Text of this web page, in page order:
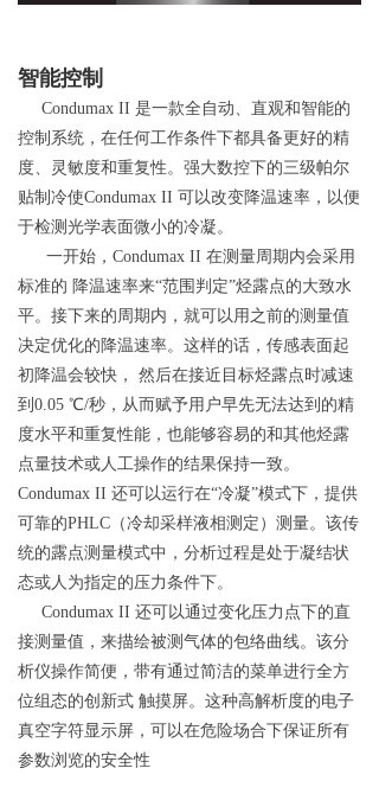
智能控制
Condumax II 是一款全自动、直观和智能的
控制系统，在任何工作条件下都具备更好的精
度、灵敏度和重复性。强大数控下的三级帕尔
贴制冷使Condumax II 可以改变降温速率，以便
于检测光学表面微小的冷凝。
一开始 ， Condumax II 在测量周期内会采用
标准的 降温速率来“范围判 定”烃露点的大致水
平。接下来的周期内，就可以用之前的测量值
决定优化的降温速率。这样的话，传感表面起
初降温会较快 ，
然后在接近目标烃露点时减速
到 0.05 ℃/秒，从而赋予用户早先无法达到的精
度水平和重复性能，也能够容易的和其他烃露
点量技术或人工操作的结果保持一致。
Condumax II 还可以运行在“冷凝”模式下，提供
可靠的PHLC （冷却采样液相测定）测量。该传
统的露点测量模式中，分析过程是处于凝结状
态或人为指定的压力条件下。
Condumax II 还可以通过变化压力点下的直
接测量值，来描绘被测气体的包络曲线。该分
析仪操作简便，带有通过简洁的菜单进行全方
位组态的创新式 触摸屏。这种高解析度的电子
真空字符显示屏，可以在危险场合下保证所有
参数浏览的安全性